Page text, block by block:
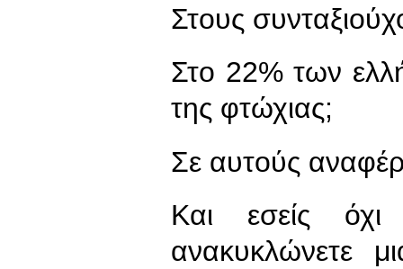
Στους
Στο 22% των
της φτώχιας;
Σε αυτούς
Και εσείς
ανακυκλώνετε